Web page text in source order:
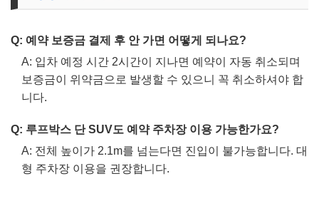
Q: 예약 보증금 결제 후 안 가면 어떻게 되나요?
A: 입차 예정 시간 2시간이 지나면 예약이 자동 취소되며
보증금이 위약금으로 발생할 수 있으니 꼭 취소하셔야 합
니다.
Q: 루프박스 단 SUV도 예약 주차장 이용 가능한가요?
A: 전체 높이가 2.1m를 넘는다면 진입이 불가능합니다. 대
형 주차장 이용을 권장합니다.